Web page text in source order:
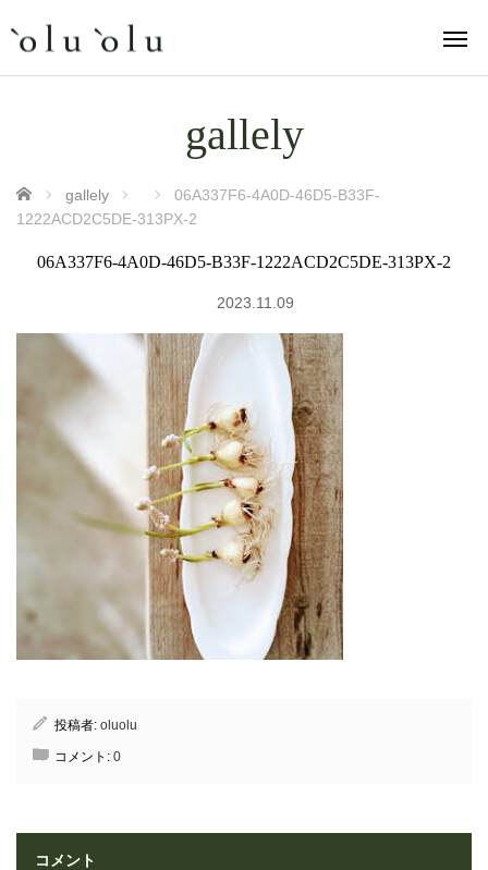
gallely
ホーム gallely
06A337F6-4A0D-46D5-B33F-
1222ACD2C5DE-313PX-2
06A337F6-4A0D-46D5-B33F-1222ACD2C5DE-313PX-2
2023.11.09
投稿者: oluolu
コメント: 0
コメント